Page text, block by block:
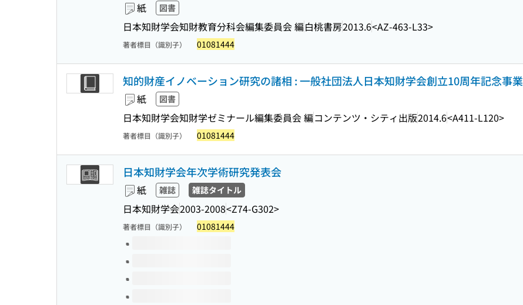
紙 図書
日本知財学会知財教育分科会編集委員会 編白桃書房2013.6<AZ-463-L33>
著者標目（識別子） 01081444
知的財産イノベーション研究の諸相 : 一般社団法人日本知財学会創立10周年記念事業
紙 図書
日本知財学会知財学ゼミナール編集委員会 編コンテンツ・シティ出版2014.6<A411-L120>
著者標目（識別子） 01081444
日本知財学会年次学術研究発表会
紙 雑誌 雑誌タイトル
日本知財学会2003-2008<Z74-G302>
著者標目（識別子） 01081444
このタイトルの巻号